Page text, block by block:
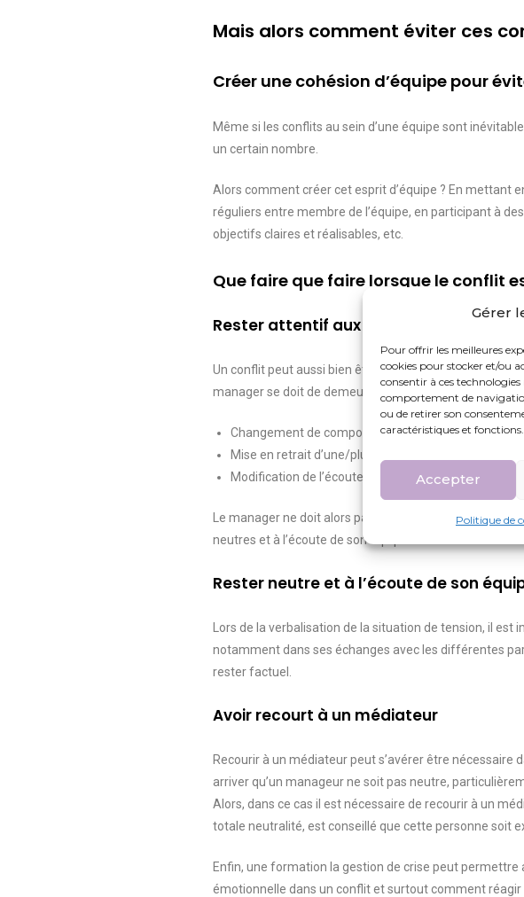
Gérer
Pour offrir les meilleures
cookies pour stocker et/ou
consentir à ces
comportement de
ou de retirer son
caractéristiques et fonctions.
Accepter
Politique de
Mais alors comment éviter ces
Créer une cohésion d’équipe pour
Même si les conflits au sein d’une équipe sont
un certain nombre.
Alors comment créer cet esprit d’équipe ? En mettant
réguliers entre membre de l’équipe, en participant à des
objectifs claires et réalisables, etc.
Que faire que faire lorsque le conflit
Rester attentif aux signes
Un conflit peut aussi bien être un simple malentendu ou
manager se doit de demeurer attentifs aux différents
Changement de comportement d’une ou plusieurs
Mise en retrait d’une/plusieurs personnes
Modification de l’écoute au sein de l’équipe (si elle
Le manager ne doit alors pas imposer des conduites à
neutres et à l’écoute de son équipe.
Rester neutre et à l’écoute de son
Lors de la verbalisation de la situation de tension, il
notamment dans ses échanges avec les différentes
rester factuel.
Avoir recourt à un médiateur
Recourir à un médiateur peut s’avérer être nécessaire
arriver qu’un manageur ne soit pas neutre,
Alors, dans ce cas il est nécessaire de recourir à un
totale neutralité, est conseillé que cette personne soit
Enfin, une formation la gestion de crise peut
émotionnelle dans un conflit et surtout comment réagir